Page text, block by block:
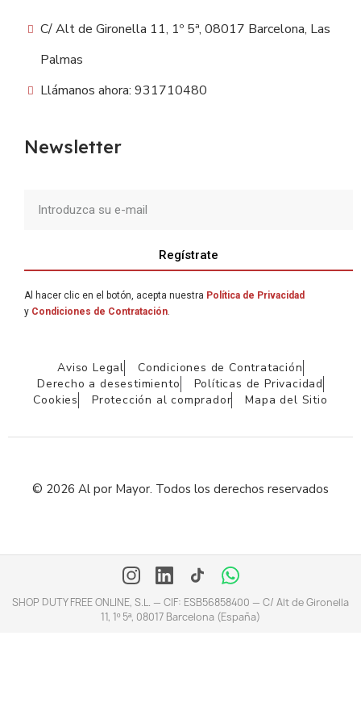
C/ Alt de Gironella 11, 1º 5ª, 08017 Barcelona, Las
Palmas
Llámanos ahora: 931710480
Newsletter
Regístrate
Al hacer clic en el botón, acepta nuestra Política de Privacidad
y Condiciones de Contratación.
Aviso Legal
Condiciones de Contratación
Derecho a desestimiento
Políticas de Privacidad
Cookies
Protección al comprador Mapa del Sitio
© 2026 Al por Mayor. Todos los derechos reservados
SHOP DUTY FREE ONLINE, S.L. — CIF: ESB56858400 — C/ Alt de Gironella
11, 1º 5ª, 08017 Barcelona (España)